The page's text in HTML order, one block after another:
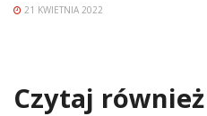
21 KWIETNIA 2022
Czytaj również